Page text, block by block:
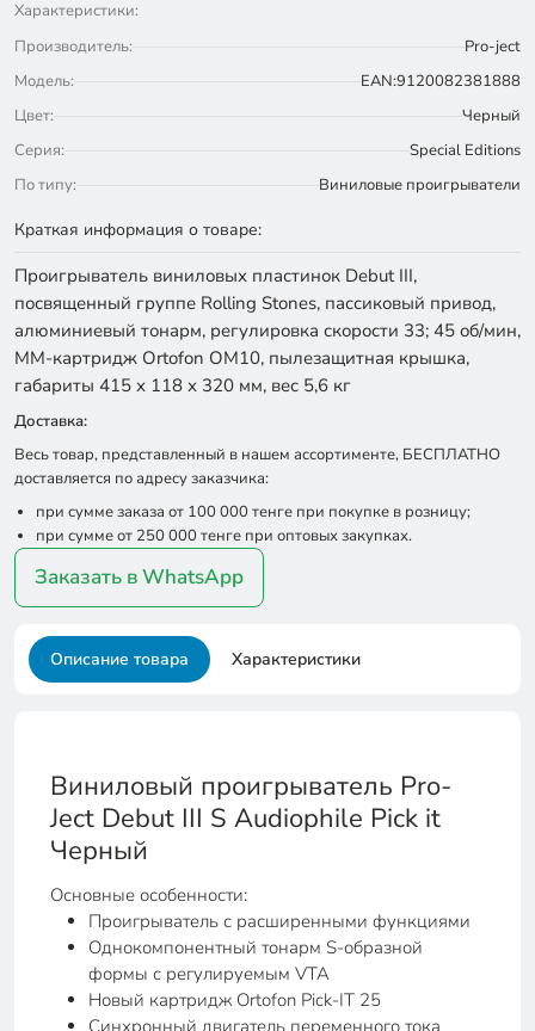
Характеристики:
Производитель:
Pro-ject
Модель:
EAN:9120082381888
Цвет:
Черный
Серия:
Special Editions
По типу:
Виниловые проигрыватели
Краткая информация о товаре:
Проигрыватель виниловых пластинок Debut III,
посвященный группе Rolling Stones, пассиковый привод,
алюминиевый тонарм, регулировка скорости 33; 45 об/мин,
ММ-картридж Ortofon OM10, пылезащитная крышка,
габариты 415 х 118 х 320 мм, вес 5,6 кг
Доставка:
Весь товар, представленный в нашем ассортименте, БЕСПЛАТНО
доставляется по адресу заказчика:
при сумме заказа от 100 000 тенге при покупке в розницу;
при сумме от 250 000 тенге при оптовых закупках.
Заказать в WhatsApp
Описание товара Характеристики
Виниловый проигрыватель Pro-
Ject Debut III S Audiophile Pick it
Черный
Основные особенности:
Проигрыватель с расширенными функциями
Однокомпонентный тонарм S-образной
формы с регулируемым VTA
Новый картридж Ortofon Pick-IT 25
Синхронный двигатель переменного тока